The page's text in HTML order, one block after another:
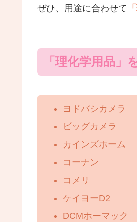
ぜひ、用途に合わせて
「理化学用品」
ヨドバシカメラ
ビッグカメラ
カインズホーム
コーナン
コメリ
ケイヨーD2
DCMホーマック